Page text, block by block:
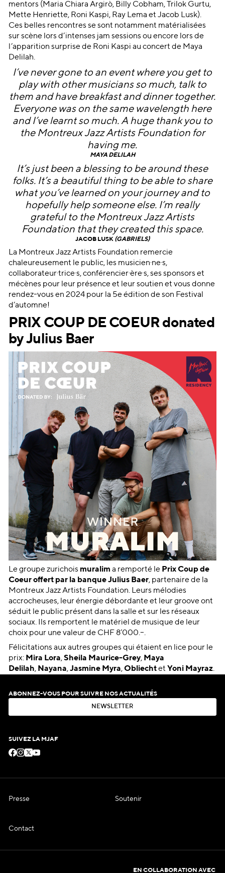
mentors (Maria Chiara Argirò, Billy Cobham, Trilok Gurtu,
Mette Henriette, Roni Kaspi, Ray Lema et Jacob Lusk).
Ces belles rencontres se sont notamment matérialisées
sur scène lors d’intenses jam sessions ou encore lors de
l’apparition surprise de Roni Kaspi au concert de Maya
Delilah.
I’ve never gone to an event where you get to
play with other musicians so much, talk to
them and have breakfast and dinner together.
Everyone was on the same wavelength here
and I’ve learnt so much. A huge thank you to
the Montreux Jazz Artists Foundation for
having me.
MAYA DELILAH
It’s just been a blessing to be around these
folks. It’s a beautiful thing to be able to share
what you’ve learned on your journey and to
hopefully help someone else. I’m really
grateful to the Montreux Jazz Artists
Foundation that they created this space.
JACOB LUSK (GABRIELS)
La Montreux Jazz Artists Foundation remercie
chaleureusement le public, les musicien·ne·s,
collaborateur·trice·s, conférencier·ère·s, ses sponsors et
mécènes pour leur présence et leur soutien et vous donne
rendez-vous en 2024 pour la 5e édition de son Festival
d’automne!
PRIX COUP DE COEURdonated
by Julius Baer
Le groupe zurichois muralim a remporté le Prix Coup de
Coeur offert par la banque Julius Baer, partenaire de la
Montreux Jazz Artists Foundation. Leurs mélodies
accrocheuses, leur énergie débordante et leur groove ont
séduit le public présent dans la salle et sur les réseaux
sociaux. Ils remportent le matériel de musique de leur
choix pour une valeur de CHF 8’000.–.
Félicitations aux autres groupes qui étaient en lice pour le
prix: Mira Lora,Sheila Maurice-Grey, Maya
Delilah, Nayana,Jasmine Myra,Obliechtet Yoni Mayraz.
ABONNEZ-VOUS POUR SUIVRE NOS ACTUALITÉS
N EWSLE ER
SUIVEZ LA MJAF
Presse Soutenir
Contact
EN COLLABORATION AVEC